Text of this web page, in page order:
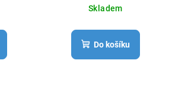
Skladem
Do košíku